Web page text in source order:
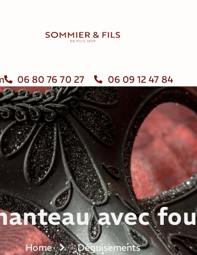
06 80 76 70 27 06 09 12 47 84
avec
Home Déguisements